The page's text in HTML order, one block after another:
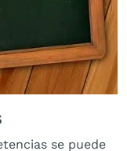
se puede